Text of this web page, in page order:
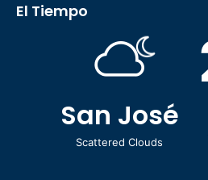
El Tiempo
San José
Scattered Clouds